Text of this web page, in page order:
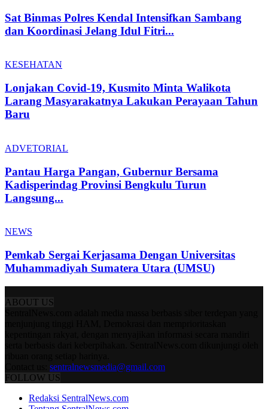
Sat Binmas Polres Kendal Intensifkan Sambang
dan Koordinasi Jelang Idul Fitri...
KESEHATAN
Lonjakan Covid-19, Kusmito Minta Walikota
Larang Masyarakatnya Lakukan Perayaan Tahun
Baru
ADVETORIAL
Pantau Harga Pangan, Gubernur Bersama
Kadisperindag Provinsi Bengkulu Turun
Langsung...
NEWS
Pemkab Sergai Kerjasama Dengan Universitas
Muhammadiyah Sumatera Utara (UMSU)
ABOUT US
sentralnewsmedia@gmail.com
FOLLOW US
Redaksi SentralNews.com